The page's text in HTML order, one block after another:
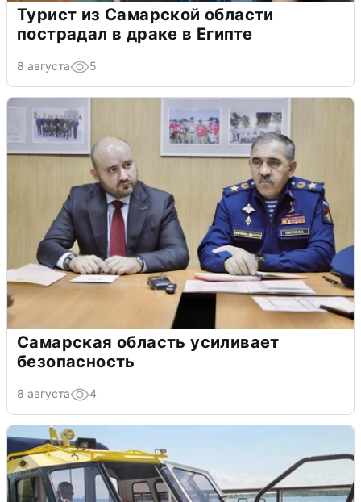
Турист из Самарской области
пострадал в драке в Египте
8 августа 5
Самарская область усиливает
безопасность
8 августа 4